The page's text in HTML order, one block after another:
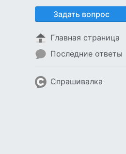
Задать вопрос
Главная страница
Последние ответы
Спрашивалка